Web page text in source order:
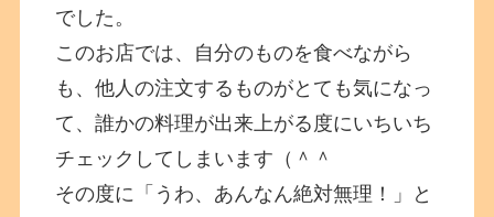
でした。
このお店では、自分のものを食べながら
も、他人の注文するものがとても気になっ
て、誰かの料理が出来上がる度にいちいち
チェックしてしまいます（＾＾
その度に「うわ、あんなん絶対無理！」と